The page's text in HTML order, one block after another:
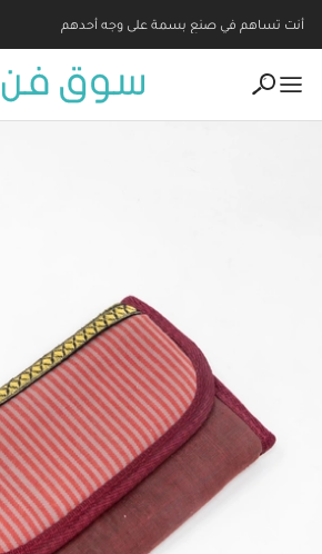
أنت تساهم في صنع بسمة على وجه أحدهم